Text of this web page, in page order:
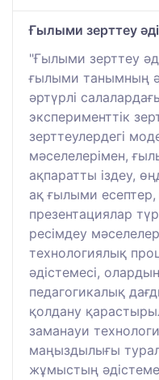
Ғылыми зерттеу
"Ғылыми зерттеу
ғылыми танымның
әртүрлі
эксперименттік
зерттеулердегі
мәселелерімен,
ақпаратты іздеу,
ақ ғылыми
презентациялар
ресімдеу
технологиялық
әдістемесі,
педагогикалық
қолдану
заманауи
маңыздылығы
жұмыстың